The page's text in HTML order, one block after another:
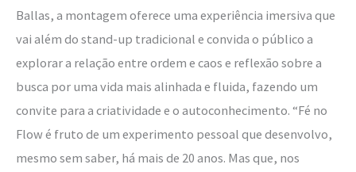
Ballas, a montagem oferece uma experiência imersiva que
vai além do stand-up tradicional e convida o público a
explorar a relação entre ordem e caos e reflexão sobre a
busca por uma vida mais alinhada e fluida, fazendo um
convite para a criatividade e o autoconhecimento. “Fé no
Flow é fruto de um experimento pessoal que desenvolvo,
mesmo sem saber, há mais de 20 anos. Mas que, nos